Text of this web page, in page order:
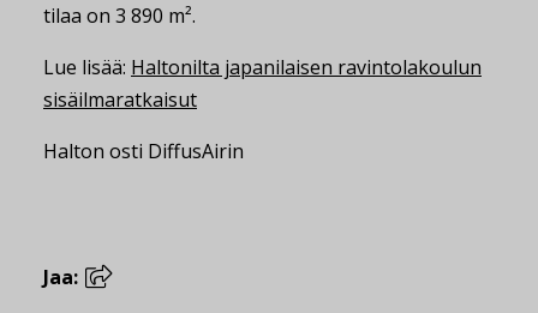
tilaa on 3 890 m².
Lue lisää: Haltonilta japanilaisen ravintolakoulun
sisäilmaratkaisut
Halton osti DiffusAirin
Jaa: